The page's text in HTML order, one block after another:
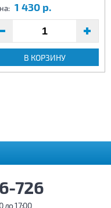
1 430 р.
В КОРЗИНУ
726
до 17:00